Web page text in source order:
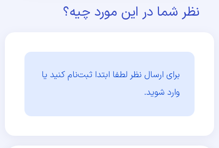
نظر شما در این مورد چیه؟
برای ارسال نظر لطفا ابتدا ثبت‌نام کنید یا
وارد شوید.